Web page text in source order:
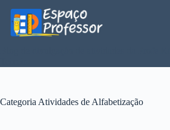
para
conteúdo
Categoria Atividades de Alfabetização